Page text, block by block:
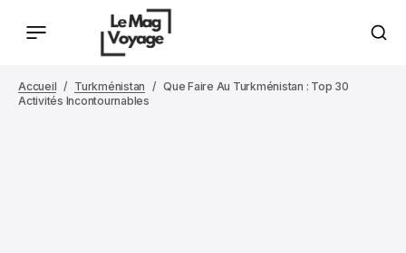
Accueil Turkménistan
Que Faire Au Turkménistan : Top 30
Activités Incontournables